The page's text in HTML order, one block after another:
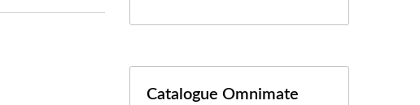
Catalogue Omnimate